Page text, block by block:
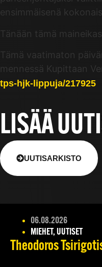
ensimmäisenä
Tänään tämä
Tämä vaatimaton
mennessä Kupittaan
tps-hjk-lippuja/217925
LISÄÄ
UUTISARKISTO
06.08.2026
MIEHET, UUTISET
Theodoros